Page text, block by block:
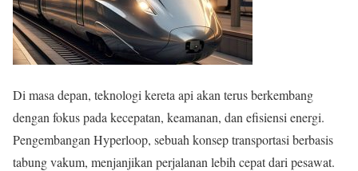
Di masa depan, teknologi kereta api akan terus berkembang
dengan fokus pada kecepatan, keamanan, dan efisiensi energi.
Pengembangan Hyperloop, sebuah konsep transportasi berbasis
tabung vakum, menjanjikan perjalanan lebih cepat dari pesawat.